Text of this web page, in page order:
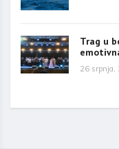
Trag u
26 srpnja,